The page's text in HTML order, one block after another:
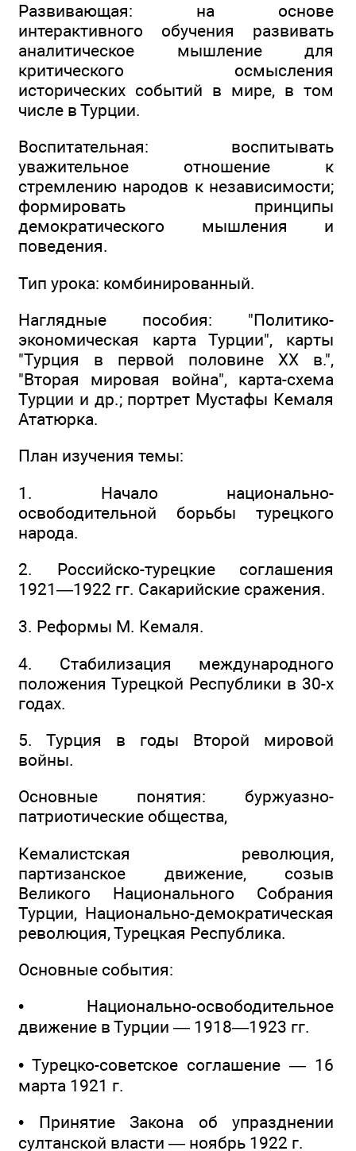
Развивающая: на основе
интерактивного обучения развивать
аналитическое мышление для
критического осмысления
исторических событий в мире, в том
числе в Турции.
Воспитательная: воспитывать
уважительное отношение к
стремлению народов к независимости;
формировать принципы
демократического мышления и
поведения.
Тип урока: комбинированный.
Наглядные пособия: "Политико-
экономическая карта Турции", карты
"Турция в первой половине ХХ в.",
"Вторая мировая война", карта-схема
Турции и др.; портрет Мустафы Кемаля
Ататюрка.
План изучения темы:
1. Начало национально-
освободительной борьбы турецкого
народа.
2. Российско-турецкие соглашения
1921—1922 гг. Сакарийские сражения.
3. Реформы М. Кемаля.
4. Стабилизация международного
положения Турецкой Республики в 30-х
годах.
5. Турция в годы Второй мировой
войны.
Основные понятия: буржуазно-
патриотические общества,
Кемалистская революция,
партизанское движение, созыв
Великого Национального Собрания
Турции, Национально-демократическая
революция, Турецкая Республика.
Основные события:
• Национально-освободительное
движение в Турции — 1918—1923 гг.
• Турецко-советское соглашение — 16
марта 1921 г.
• Принятие Закона об упразднении
султанской власти — ноябрь 1922 г.